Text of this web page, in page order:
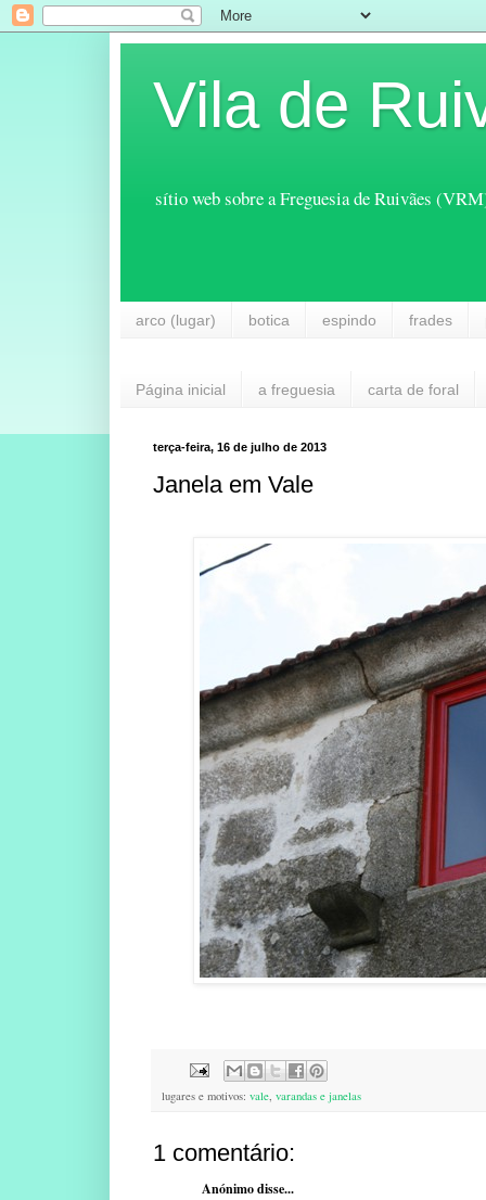
Vila de
sítio web sobre a Freguesia de Ruivães
arco (lugar) botica espindo frades
Página inicial a freguesia carta de foral
terça-feira, 16 de julho de 2013
Janela em Vale
lugares e motivos: vale, varandas e janelas
1 comentário:
Anónimo disse...